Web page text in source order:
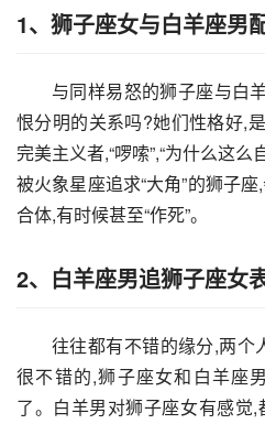
1、狮子座女与白羊座男
与同样易怒的狮子座与白
恨分明的关系吗?她们性格好,
完美主义者,“啰嗦”,“为什么这么
被火象星座追求“大角”的狮子
合体,有时候甚至“作死”。
2、白羊座男追狮子座女
往往都有不错的缘分,两个
很不错的,狮子座女和白羊座
了。白羊男对狮子座女有感觉